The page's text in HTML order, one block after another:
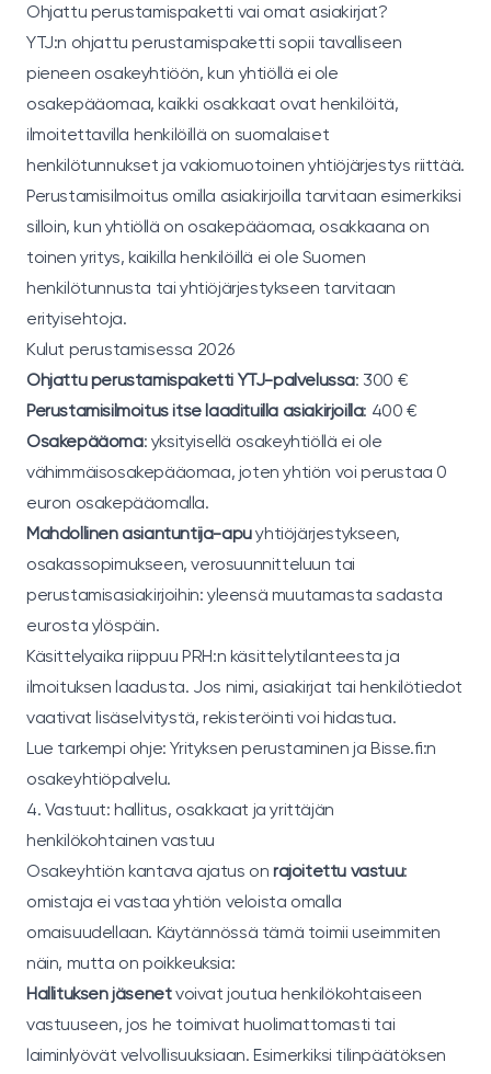
Ohjattu perustamispaketti vai omat asiakirjat?
YTJ:n ohjattu perustamispaketti sopii tavalliseen
pieneen osakeyhtiöön, kun yhtiöllä ei ole
osakepääomaa, kaikki osakkaat ovat henkilöitä,
ilmoitettavilla henkilöillä on suomalaiset
henkilötunnukset ja vakiomuotoinen yhtiöjärjestys riittää.
Perustamisilmoitus omilla asiakirjoilla tarvitaan esimerkiksi
silloin, kun yhtiöllä on osakepääomaa, osakkaana on
toinen yritys, kaikilla henkilöillä ei ole Suomen
henkilötunnusta tai yhtiöjärjestykseen tarvitaan
erityisehtoja.
Kulut perustamisessa 2026
Ohjattu perustamispaketti YTJ-palvelussa: 300 €
Perustamisilmoitus itse laadituilla asiakirjoilla: 400 €
Osakepääoma: yksityisellä osakeyhtiöllä ei ole
vähimmäisosakepääomaa, joten yhtiön voi perustaa 0
euron osakepääomalla.
Mahdollinen asiantuntija-apuyhtiöjärjestykseen,
osakassopimukseen, verosuunnitteluun tai
perustamisasiakirjoihin: yleensä muutamasta sadasta
eurosta ylöspäin.
Käsittelyaika riippuu PRH:n käsittelytilanteesta ja
ilmoituksen laadusta. Jos nimi, asiakirjat tai henkilötiedot
vaativat lisäselvitystä, rekisteröinti voi hidastua.
Lue tarkempi ohje:Yrityksen perustaminen jaBisse.fi:n
osakeyhtiöpalvelu.
4. Vastuut: hallitus, osakkaat ja yrittäjän
henkilökohtainen vastuu
Osakeyhtiön kantava ajatus on rajoitettu vastuu:
omistaja ei vastaa yhtiön veloista omalla
omaisuudellaan. Käytännössä tämä toimii useimmiten
näin, mutta on poikkeuksia:
Hallituksen jäsenetvoivat joutua henkilökohtaiseen
vastuuseen, jos he toimivat huolimattomasti tai
laiminlyövät velvollisuuksiaan. Esimerkiksi tilinpäätöksen